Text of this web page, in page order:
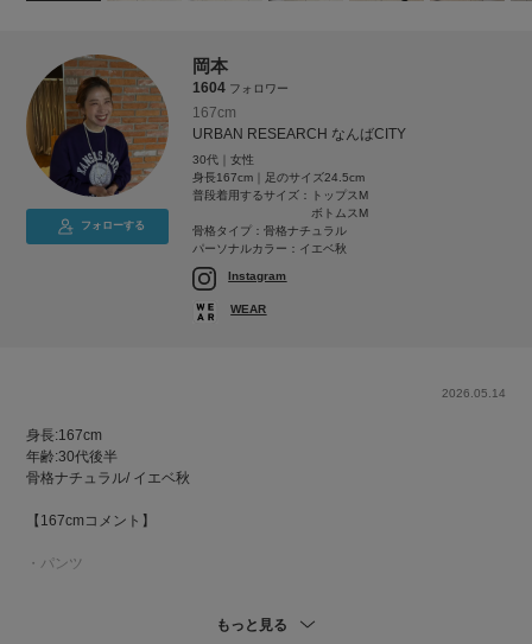
フォローする
岡本
1604 フォロワー
167cm
URBAN RESEARCH なんばCITY
30代｜女性
身長167cm｜足のサイズ24.5cm
普段着用するサイズ：
トップスM
ボトムスM
骨格タイプ：骨格ナチュラル
パーソナルカラー：イエベ秋
Instagram
WEAR
2026.05.14
身長:167cm
年齢:30代後半
骨格ナチュラル/ イエベ秋
【167cmコメント】
・パンツ
もっと見る